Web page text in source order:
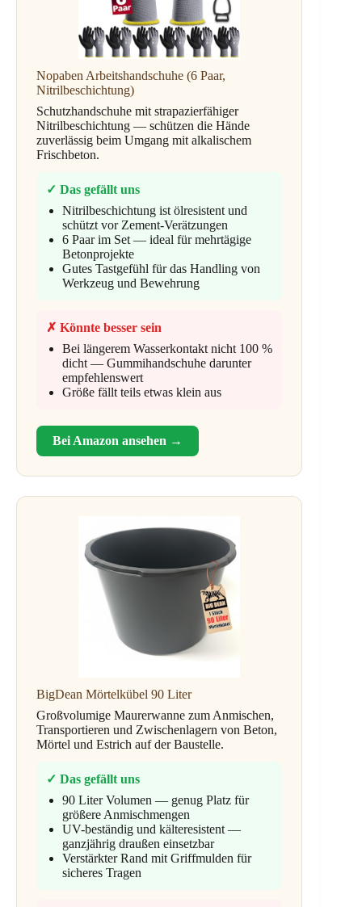
Nopaben Arbeitshandschuhe (6 Paar,
Nitrilbeschichtung)
Schutzhandschuhe mit strapazierfähiger
Nitrilbeschichtung — schützen die Hände
zuverlässig beim Umgang mit alkalischem
Frischbeton.
✓ Das gefällt uns
Nitrilbeschichtung ist ölresistent und
schützt vor Zement-Verätzungen
6 Paar im Set — ideal für mehrtägige
Betonprojekte
Gutes Tastgefühl für das Handling von
Werkzeug und Bewehrung
✗ Könnte besser sein
Bei längerem Wasserkontakt nicht 100 %
dicht — Gummihandschuhe darunter
empfehlenswert
Größe fällt teils etwas klein aus
Bei Amazon ansehen →
BigDean Mörtelkübel 90 Liter
Großvolumige Maurerwanne zum Anmischen,
Transportieren und Zwischenlagern von Beton,
Mörtel und Estrich auf der Baustelle.
✓ Das gefällt uns
90 Liter Volumen — genug Platz für
größere Anmischmengen
UV-beständig und kälteresistent —
ganzjährig draußen einsetzbar
Verstärkter Rand mit Griffmulden für
sicheres Tragen